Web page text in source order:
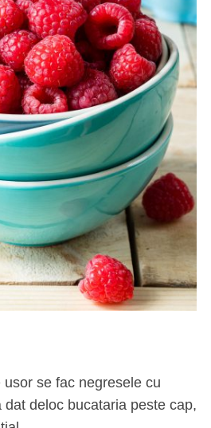
se fac negresele cu
deloc bucataria peste cap,